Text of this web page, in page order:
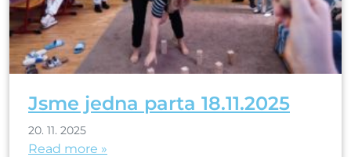
Jsme jedna parta 18.11.2025
20. 11. 2025
Read more »